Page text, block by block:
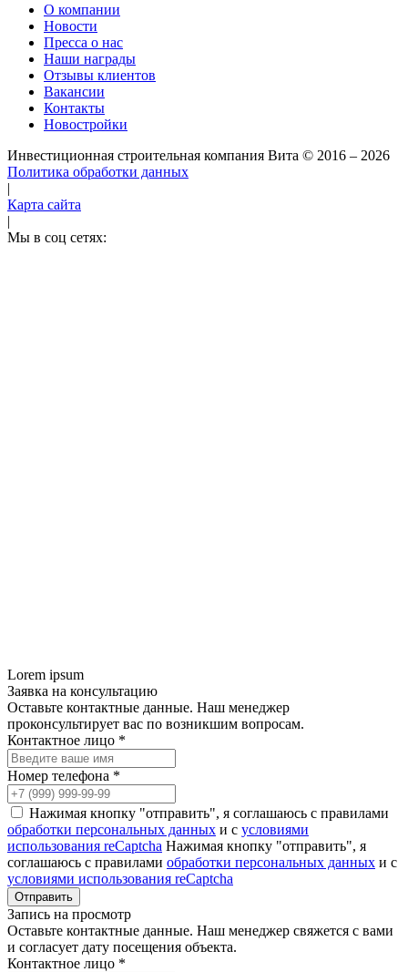
О компании
Новости
Пресса о нас
Наши награды
Отзывы клиентов
Вакансии
Контакты
Новостройки
Инвестиционная строительная компания Вита © 2016 – 2026
Политика обработки данных
|
Карта сайта
|
Мы в соц сетях:
Lorem ipsum
Заявка на консультацию
Оставьте контактные данные. Наш менеджер
проконсультирует вас по возникшим вопросам.
Контактное лицо *
Номер телефона *
Нажимая кнопку "отправить", я соглашаюсь с правилами
обработки персональных данных и с условиями
использования reCaptcha Нажимая кнопку "отправить", я
соглашаюсь с правилами обработки персональных данных и с
условиями использования reCaptcha
Запись на просмотр
Оставьте контактные данные. Наш менеджер свяжется с вами
и согласует дату посещения объекта.
Контактное лицо *